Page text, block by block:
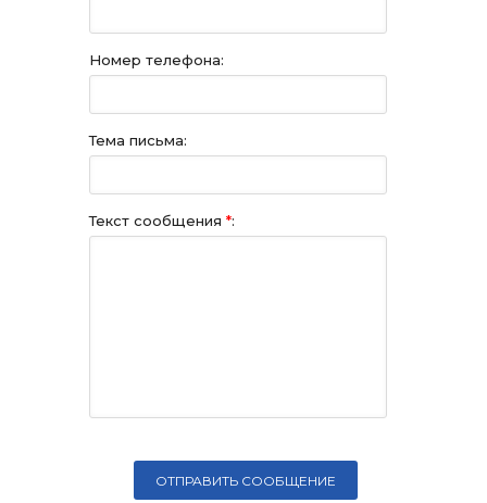
Номер телефона:
Тема письма:
Текст сообщения *: